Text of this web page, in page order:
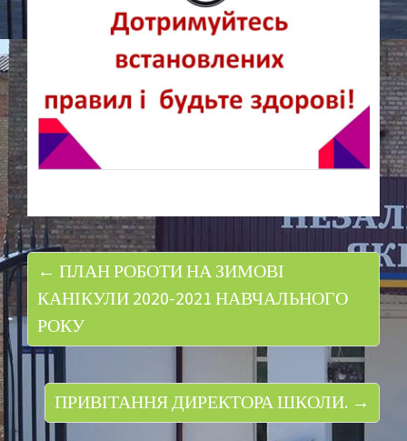
← ПЛАН РОБОТИ НА ЗИМОВІ
КАНІКУЛИ 2020-2021 НАВЧАЛЬНОГО
РОКУ
ПРИВІТАННЯ ДИРЕКТОРА ШКОЛИ. →